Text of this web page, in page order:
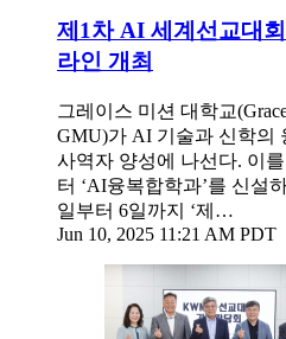
제1차 AI 세계선교대
라인 개최
그레이스 미션 대학교
GMU)가 AI 기술과 신학의
사역자 양성에 나선다. 이
터 ‘AI융복합학과’를 신설
일부터 6일까지 ‘제…
Jun 10, 2025 11:21 AM PDT